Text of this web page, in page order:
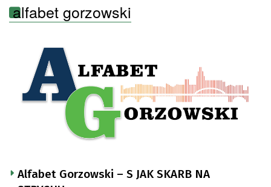
alfabet gorzowski
Alfabet Gorzowski – S JAK SKARB NA